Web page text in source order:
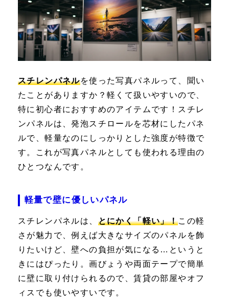
スチレンパネルを使った写真パネルって、聞い
たことがありますか？軽くて扱いやすいので、
特に初心者におすすめのアイテムです！スチレ
ンパネルは、発泡スチロールを芯材にしたパネ
ルで、軽量なのにしっかりとした強度が特徴で
す。これが写真パネルとしても使われる理由の
ひとつなんです。
軽量で壁に優しいパネル
スチレンパネルは、 とにかく「軽い」！この軽
さが魅力で、例えば大きなサイズのパネルを飾
りたいけど、壁への負担が気になる…というと
きにはぴったり。画びょうや両面テープで簡単
に壁に取り付けられるので、賃貸の部屋やオフ
ィスでも使いやすいです。